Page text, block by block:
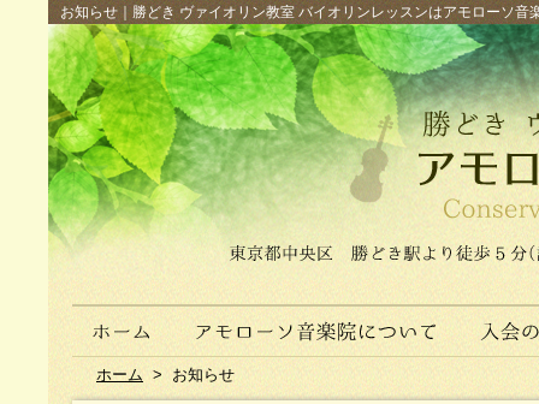
お知らせ｜勝どき ヴァイオリン教室 バイオリンレッスンはアモローソ
ホーム > お知らせ